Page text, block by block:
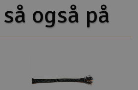
også på